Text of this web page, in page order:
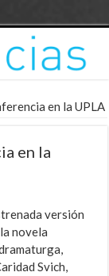
en la UPLA
en la
versión
novela
Svich,